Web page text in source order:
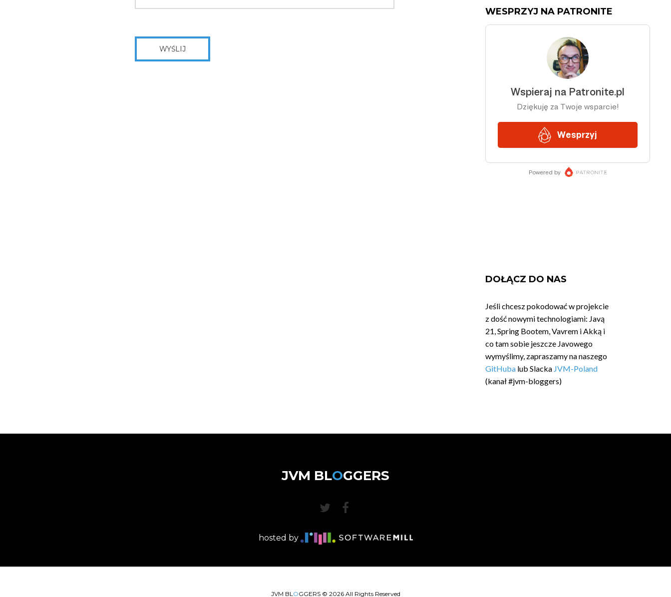
WYŚLIJ
WESPRZYJ NA PATRONITE
DOŁĄCZ DO NAS
Jeśli chcesz pokodować w projekcie
z dość nowymi technologiami: Javą
21, Spring Bootem, Vavrem i Akką i
co tam sobie jeszcze Javowego
wymyślimy, zapraszamy na naszego
GitHuba lub Slacka JVM-Poland
(kanał #jvm-bloggers)
JVM BLOGGERS
hosted by
JVM BLOGGERS © 2026All Rights Reserved